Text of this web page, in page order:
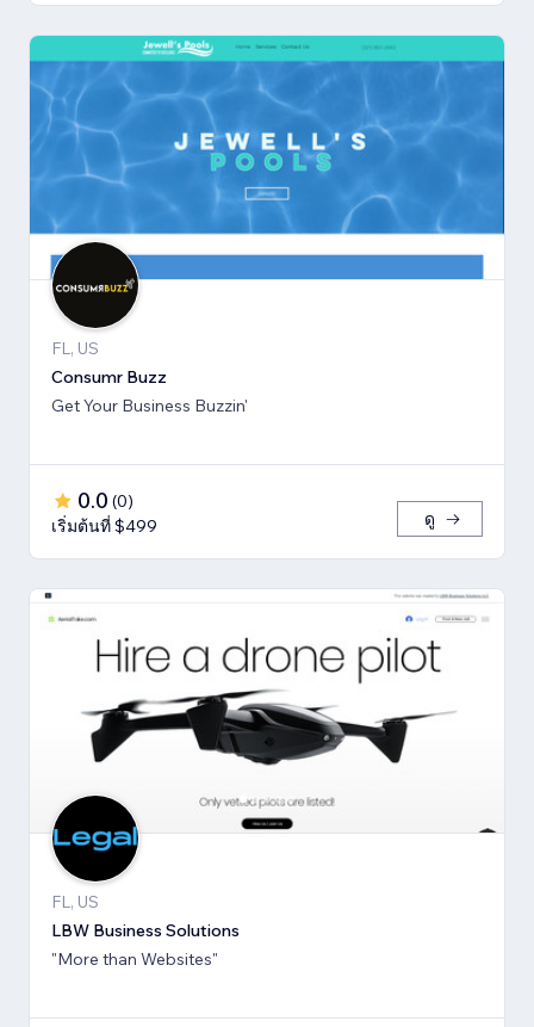
FL, US
Consumr Buzz
Get Your Business Buzzin'
0.0 (0)
เริ่มต้นที่ $499
ดู
FL, US
LBW Business Solutions
"More than Websites"